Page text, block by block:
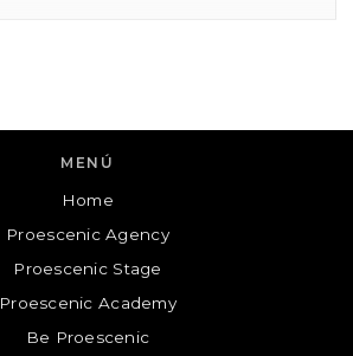
MENÚ
Home
Proescenic Agency
Proescenic Stage
Proescenic Academy
Be Proescenic
Proescenic